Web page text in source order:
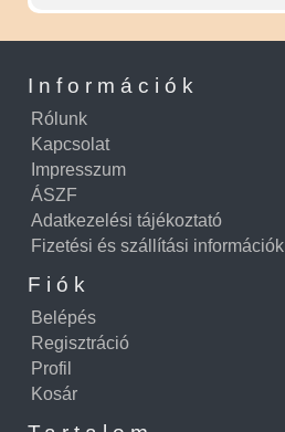
Információk
Rólunk
Kapcsolat
Impresszum
ÁSZF
Adatkezelési tájékoztató
Fizetési és szállítási információk
Fiók
Belépés
Regisztráció
Profil
Kosár